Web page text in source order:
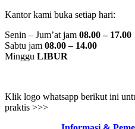
Kantor kami buka setiap hari:
Senin – Jum’at jam 08.00 – 17.00
Sabtu jam 08.00 – 14.00
Minggu LIBUR
Klik logo whatsapp berikut ini
praktis >>>